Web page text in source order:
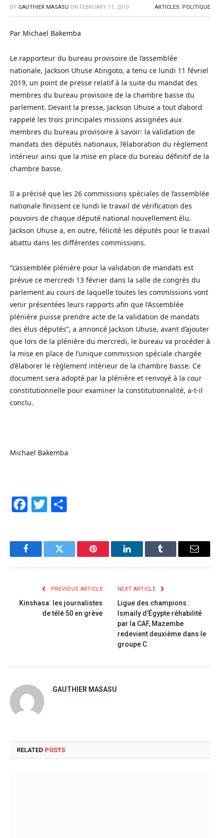
BY GAUTHIER MASASU ON FEBRUARY 11, 2019 ARTICLES, POLITIQUE
Par Michael Bakemba
Le rapporteur du bureau provisoire de l’assemblée
nationale, Jackson Uhuse Atingoto, a tenu ce lundi 11 févriel
2019, un point de presse relatif à la suite du mandat des
membres du bureau provisoire de la chambre basse du
parlement. Devant la presse, Jackson Uhuse a tout d’abord
rappelé les trois principales missions assignées aux
membres du bureau provisoire à savoir: la validation de
mandats des députés nationaux, l’élaboration du règlement
intérieur ainsi que la mise en place du bureau définitif de la
chambre basse.
Il a précisé que les 26 commissions spéciales de l’assemblée
nationale finissent ce lundi le travail de vérification des
pouvoirs de chaque député national nouvellement élu.
Jackson Uhuse a, en outre, félicité les députés pour le travail
abattu dans les différentes commissions.
“L’assemblée plénière pour la validation de mandats est
prévue ce mercredi 13 février dans la salle de congrès du
parlement au cours de laquelle toutes les commissions vont
venir présentées leurs rapports afin que l’Assemblée
plénière puisse prendre acte de la validation de mandats
des élus députés”, a annoncé Jackson Uhuse, avant d’ajouter
que lors de la plénière du mercredi, le bureau va procéder à
la mise en place de l’unique commission spéciale chargée
d’élaborer le règlement intérieur de la chambre basse. Ce
document sera adopté par la plénière et renvoyé à la cour
constitutionnelle pour examiner la constitutionnalité, a-t-il
conclu.
Michael Bakemba
Facebook
Twitter
FacebookTwitter Pinterest LinkedInTumblr Email
PREVIOUS ARTICLE
Kinshasa: les journalistes
de télé 50 en grève
NEXT ARTICLE
Ligue des champions :
Ismaily d’Égypte réhabilité
par la CAF, Mazembe
redevient deuxième dans le
groupe C
GAUTHIER MASASU
RELATED POSTS